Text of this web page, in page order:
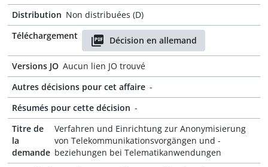
Distribution Non distribuées (D)
Téléchargement
Décision en allemand
Versions JO Aucun lien JO trouvé
Autres décisions pour cet affaire -
Résumés pour cette décision -
Titre de
la
demande
Verfahren und Einrichtung zur Anonymisierung
von Telekommunikationsvorgängen und -
beziehungen bei Telematikanwendungen